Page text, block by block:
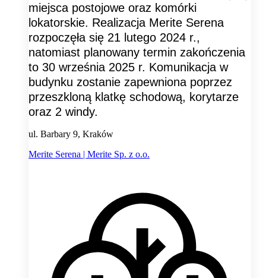
miejsca postojowe oraz komórki
lokatorskie. Realizacja Merite Serena
rozpoczęła się 21 lutego 2024 r.,
natomiast planowany termin zakończenia
to 30 września 2025 r. Komunikacja w
budynku zostanie zapewniona poprzez
przeszkloną klatkę schodową, korytarze
oraz 2 windy.
ul. Barbary 9, Kraków
Merite Serena | Merite Sp. z o.o.